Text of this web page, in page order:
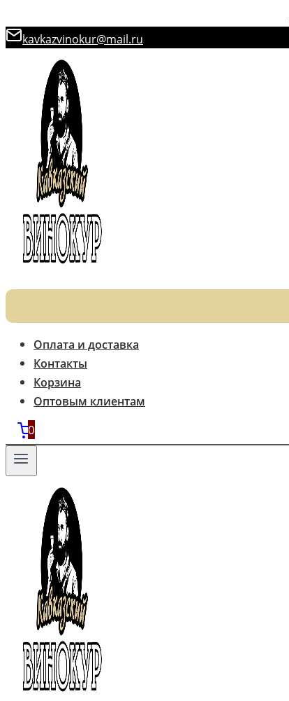
Перейти
содержимому
kavkazvinokur@mail.ru
Оплата и доставка
Контакты
Корзина
Оптовым клиентам
0